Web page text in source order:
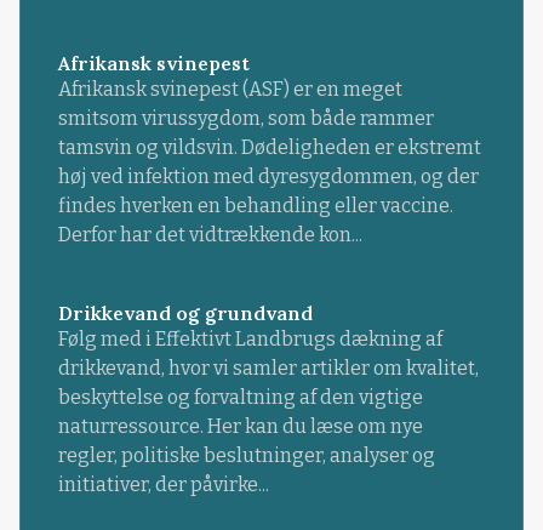
Afrikansk svinepest
Afrikansk svinepest (ASF) er en meget
smitsom virussygdom, som både rammer
tamsvin og vildsvin. Dødeligheden er ekstremt
høj ved infektion med dyresygdommen, og der
findes hverken en behandling eller vaccine.
Derfor har det vidtrækkende kon...
Drikkevand og grundvand
Følg med i Effektivt Landbrugs dækning af
drikkevand, hvor vi samler artikler om kvalitet,
beskyttelse og forvaltning af den vigtige
naturressource. Her kan du læse om nye
regler, politiske beslutninger, analyser og
initiativer, der påvirke...